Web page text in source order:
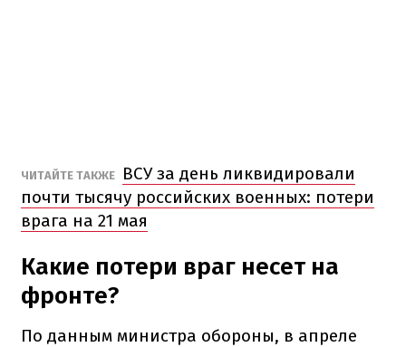
ЧИТАЙТЕ ТАКЖЕ
ВСУ за день ликвидировали
почти тысячу российских военных: потери
врага на 21 мая
Какие потери враг несет на
фронте?
По данным министра обороны, в апреле